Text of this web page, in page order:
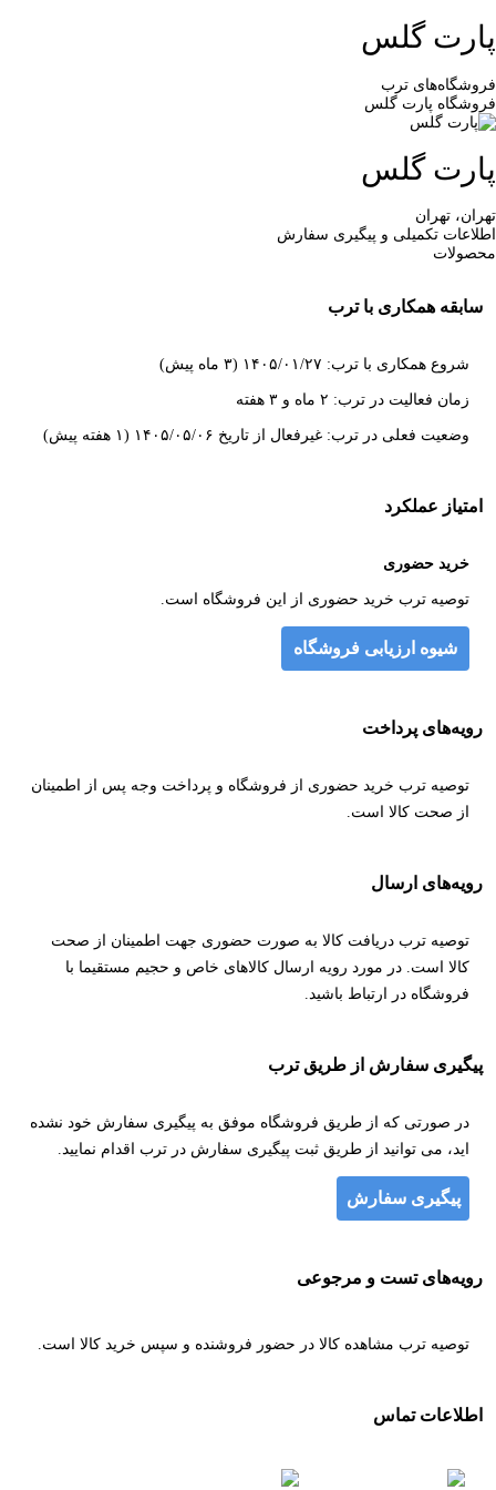
پارت گلس
فروشگاه‌های ترب
فروشگاه پارت گلس
پارت گلس
تهران، تهران
اطلاعات تکمیلی و پیگیری سفارش
محصولات
سابقه همکاری با ترب
شروع همکاری با ترب: ۱۴۰۵/۰۱/۲۷ (۳ ماه پیش)
زمان فعالیت در ترب: ۲ ماه و ۳ هفته
وضعیت فعلی در ترب: غیرفعال از تاریخ ۱۴۰۵/۰۵/۰۶ (۱ هفته پیش)
امتیاز عملکرد
خرید حضوری
توصیه ترب خرید حضوری از این فروشگاه است.
شیوه ارزیابی فروشگاه
رویه‌های پرداخت
توصیه ترب خرید حضوری از فروشگاه و پرداخت وجه پس از اطمینان
از صحت کالا است.
رویه‌های ارسال
توصیه ترب دریافت کالا به صورت حضوری جهت اطمینان از صحت
کالا است. در مورد رویه ارسال کالاهای خاص و حجیم مستقیما با
فروشگاه در ارتباط باشید.
پیگیری سفارش از طریق ترب
در صورتی که از طریق فروشگاه موفق به پیگیری سفارش خود نشده
اید، می توانید از طریق ثبت پیگیری سفارش در ترب اقدام نمایید.
پیگیری سفارش
رویه‌های تست و مرجوعی
توصیه ترب مشاهده کالا در حضور فروشنده و سپس خرید کالا است.
اطلاعات تماس